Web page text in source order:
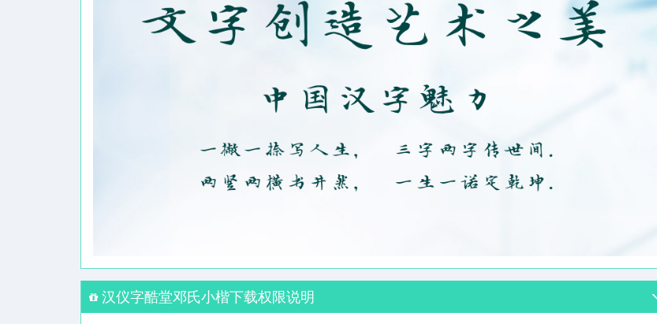
汉仪字酷堂邓氏小楷下载权限说明